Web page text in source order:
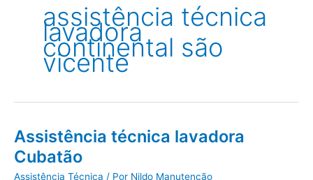
assistência técnica
lavadora
continental são
vicente
Assistência técnica lavadora
Cubatão
Assistência Técnica / Por Nildo Manutenção